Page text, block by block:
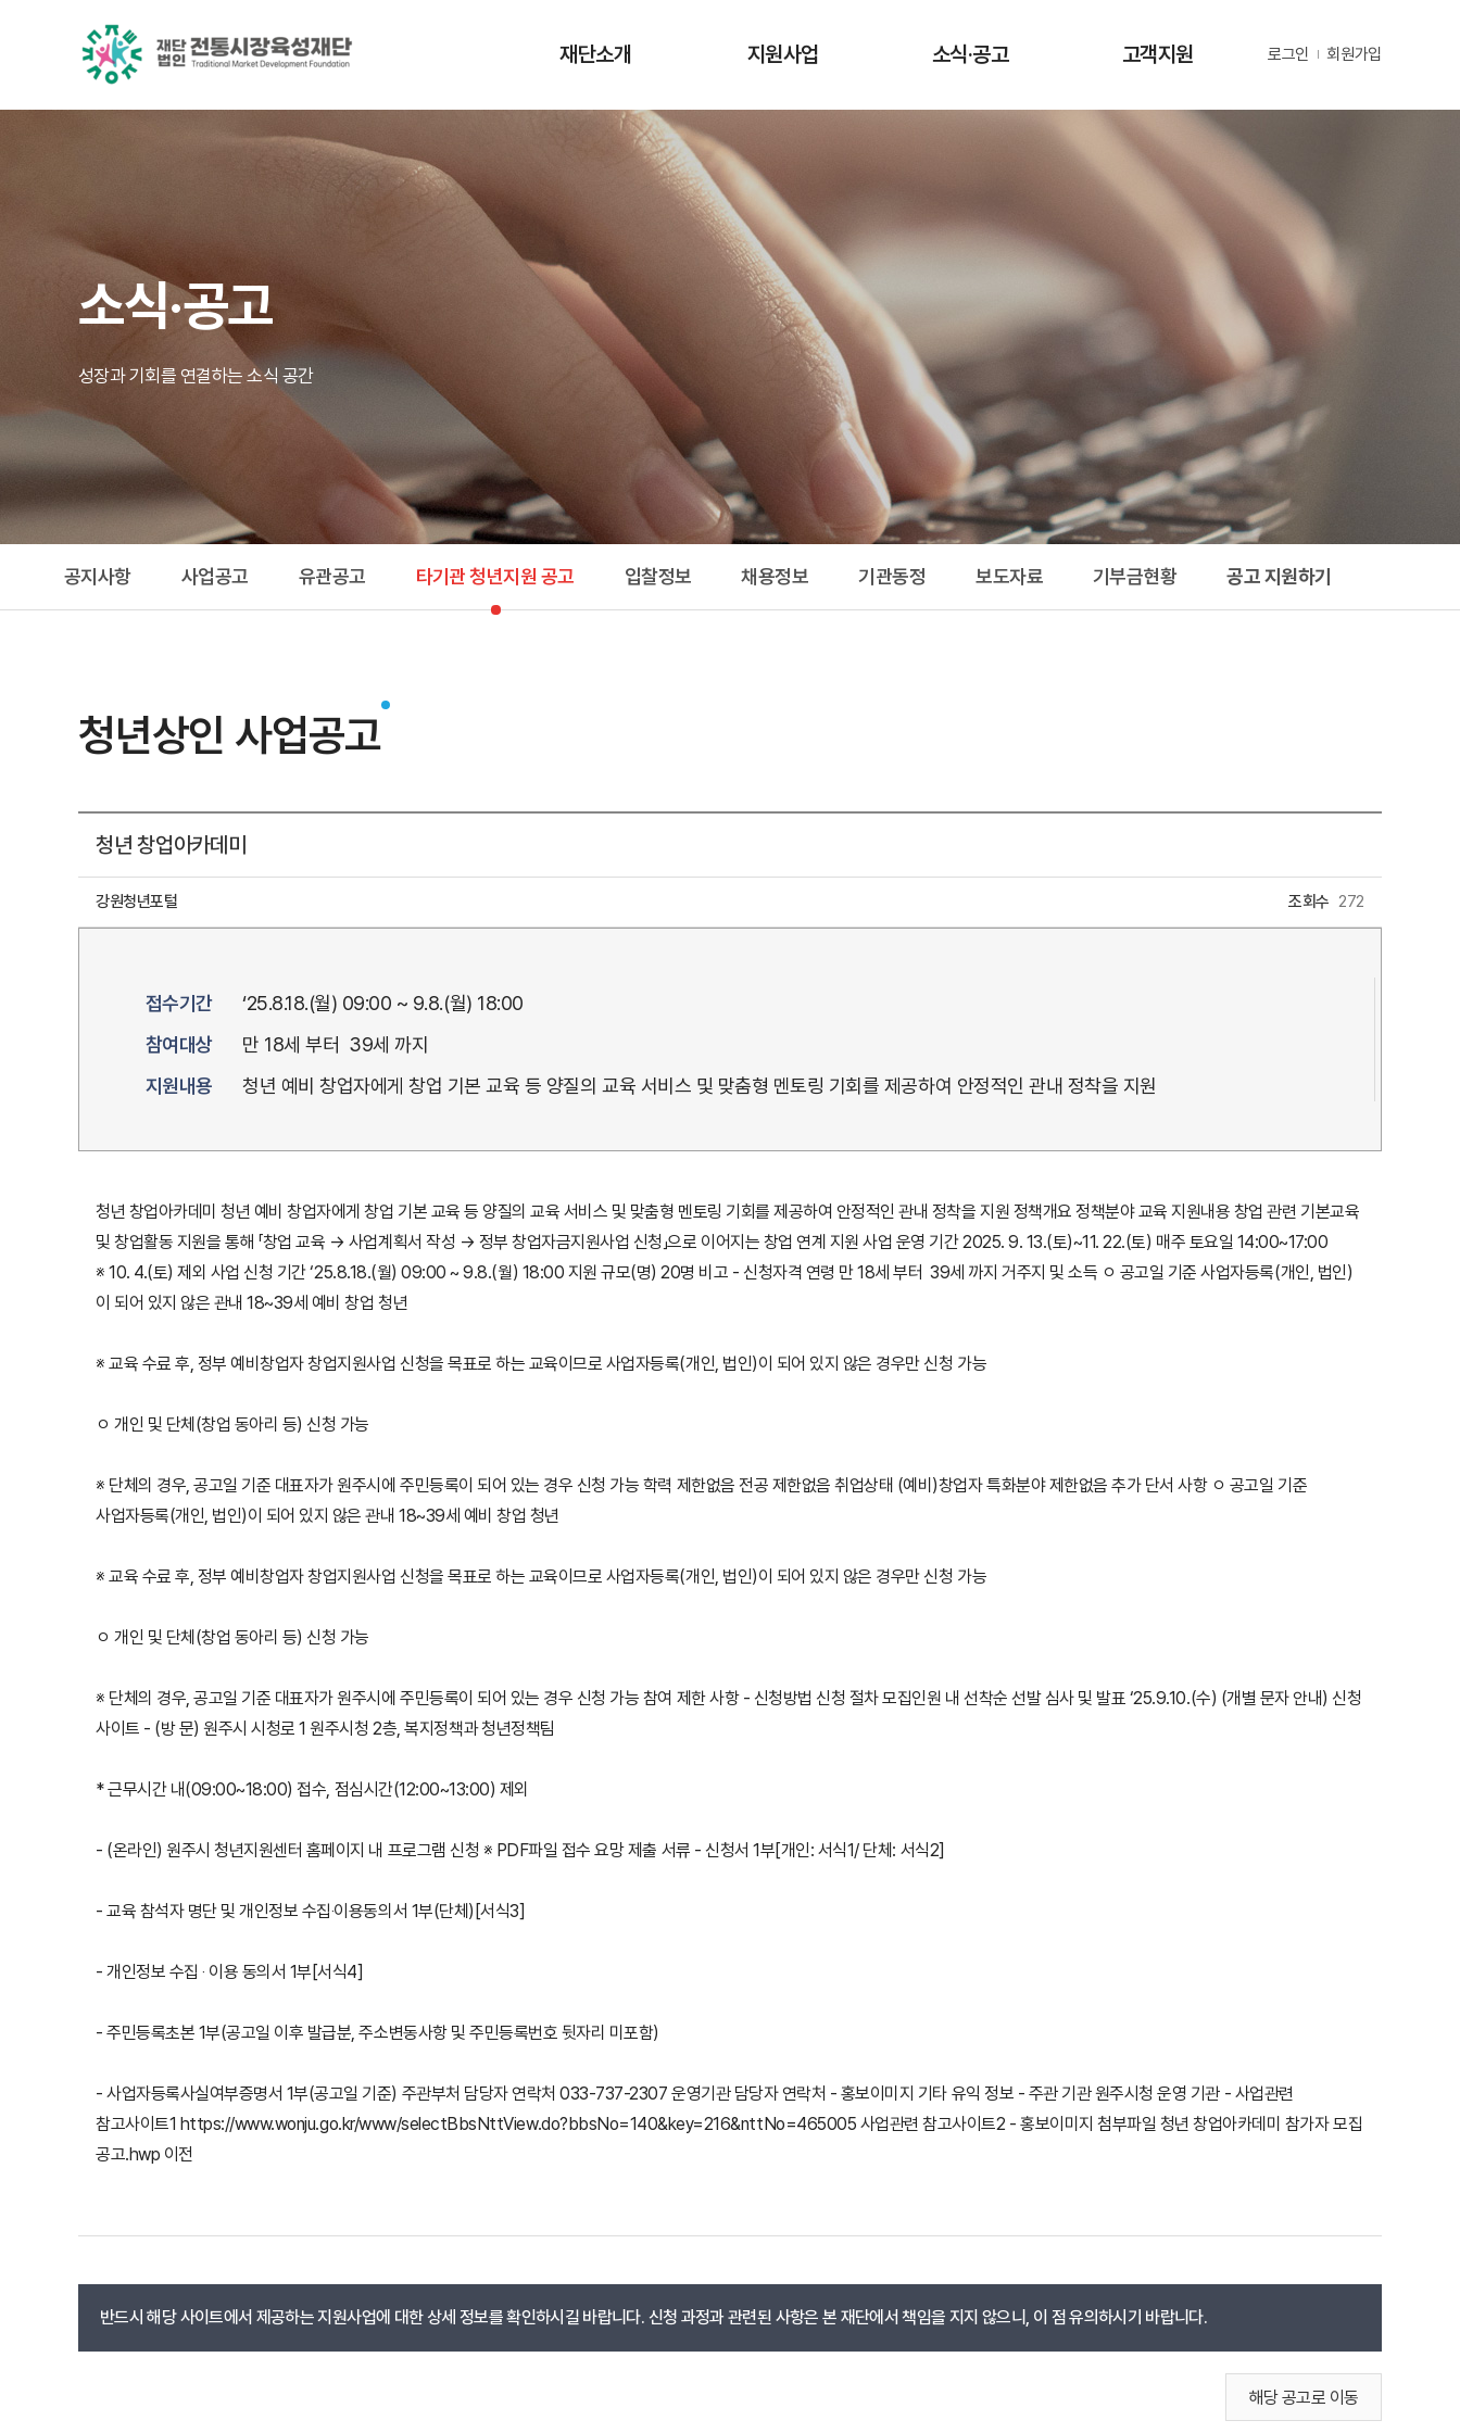
재단소개
CI·슬로건 소개
오시는 길
지원사업
청년상인 육성사업
창업단계
성장단계
도약단계
전통시장 디지털
역량강화 사업
소식·공고
유관공고
채용정보
기관동정
보도자료
기부금현황
공고 지원하기
고객지원
부정 및 공익신고
로그인 회원가입
소식·공고
성장과 기회를 연결하는 소식 공간
공지사항 사업공고 유관공고 타기관 청년지원 공고 입찰정보 채용정보 기관동정 보도자료 기부금현황 공고 지원하기
청년상인 사업공고
청년 창업아카데미
강원청년포털 조회수 272
접수기간
‘25.8.18.(월) 09:00 ~ 9.8.(월) 18:00
참여대상
만 18세 부터 39세 까지
지원내용
청년 예비 창업자에게 창업 기본 교육 등 양질의 교육 서비스 및 맞춤형 멘토링 기회를 제공하여 안정적인 관내 정착을 지원
청년 창업아카데미 청년 예비 창업자에게 창업 기본 교육 등 양질의 교육 서비스 및 맞춤형 멘토링 기회를 제공하여 안정적인 관내 정착을 지원 정책개요 정책분야 교육 지원내용 창업 관련 기본교육
및 창업활동 지원을 통해 「창업 교육 → 사업계획서 작성 → 정부 창업자금지원사업 신청」으로 이어지는 창업 연계 지원 사업 운영 기간 2025. 9. 13.(토)~11. 22.(토) 매주 토요일 14:00~17:00
※ 10. 4.(토) 제외 사업 신청 기간 ‘25.8.18.(월) 09:00 ~ 9.8.(월) 18:00 지원 규모(명) 20명 비고 - 신청자격 연령 만 18세 부터 39세 까지 거주지 및 소득 ㅇ 공고일 기준 사업자등록(개인, 법인)
이 되어 있지 않은 관내 18~39세 예비 창업 청년
※ 교육 수료 후, 정부 예비창업자 창업지원사업 신청을 목표로 하는 교육이므로 사업자등록(개인, 법인)이 되어 있지 않은 경우만 신청 가능
ㅇ 개인 및 단체(창업 동아리 등) 신청 가능
※ 단체의 경우, 공고일 기준 대표자가 원주시에 주민등록이 되어 있는 경우 신청 가능 학력 제한없음 전공 제한없음 취업상태 (예비)창업자 특화분야 제한없음 추가 단서 사항 ㅇ 공고일 기준
사업자등록(개인, 법인)이 되어 있지 않은 관내 18~39세 예비 창업 청년
※ 교육 수료 후, 정부 예비창업자 창업지원사업 신청을 목표로 하는 교육이므로 사업자등록(개인, 법인)이 되어 있지 않은 경우만 신청 가능
ㅇ 개인 및 단체(창업 동아리 등) 신청 가능
※ 단체의 경우, 공고일 기준 대표자가 원주시에 주민등록이 되어 있는 경우 신청 가능 참여 제한 사항 - 신청방법 신청 절차 모집인원 내 선착순 선발 심사 및 발표 ‘25.9.10.(수) (개별 문자 안내) 신청
사이트 - (방 문) 원주시 시청로 1 원주시청 2층, 복지정책과 청년정책팀
* 근무시간 내(09:00~18:00) 접수, 점심시간(12:00~13:00) 제외
- (온라인) 원주시 청년지원센터 홈페이지 내 프로그램 신청 ※ PDF파일 접수 요망 제출 서류 - 신청서 1부[개인: 서식1/ 단체: 서식2]
- 교육 참석자 명단 및 개인정보 수집‧이용동의서 1부(단체)[서식3]
- 개인정보 수집 ‧ 이용 동의서 1부[서식4]
- 주민등록초본 1부(공고일 이후 발급분, 주소변동사항 및 주민등록번호 뒷자리 미포함)
- 사업자등록사실여부증명서 1부(공고일 기준) 주관부처 담당자 연락처 033-737-2307 운영기관 담당자 연락처 - 홍보이미지 기타 유익 정보 - 주관 기관 원주시청 운영 기관 - 사업관련
참고사이트1 https://www.wonju.go.kr/www/selectBbsNttView.do?bbsNo=140&key=216&nttNo=465005 사업관련 참고사이트2 - 홍보이미지 첨부파일 청년 창업아카데미 참가자 모집
공고.hwp 이전
반드시 해당 사이트에서 제공하는 지원사업에 대한 상세 정보를 확인하시길 바랍니다. 신청 과정과 관련된 사항은 본 재단에서 책임을 지지 않으니, 이 점 유의하시기 바랍니다.
해당 공고로 이동